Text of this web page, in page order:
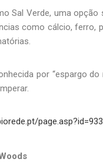
Sal Verde, uma
como cálcio, ferro,
por “espargo
page.asp?id=933